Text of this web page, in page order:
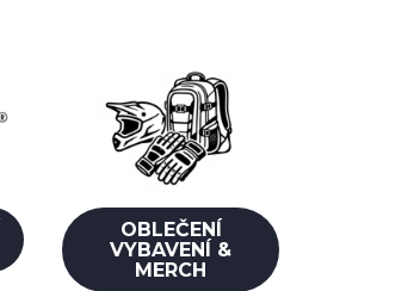
OBLEČENÍ
VYBAVENÍ &
MERCH